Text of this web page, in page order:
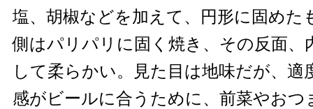
塩、胡椒などを加えて、円形に固めた
側はパリパリに固く焼き、その反面、
して柔らかい。見た目は地味だが、適
感がビールに合うために、前菜やおつ